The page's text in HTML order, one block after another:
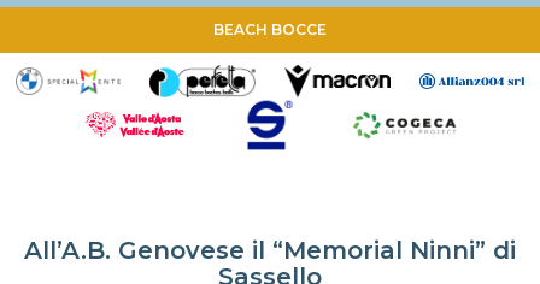
BEACH BOCCE
All’A.B. Genovese il “Memorial Ninni” di
Sassello